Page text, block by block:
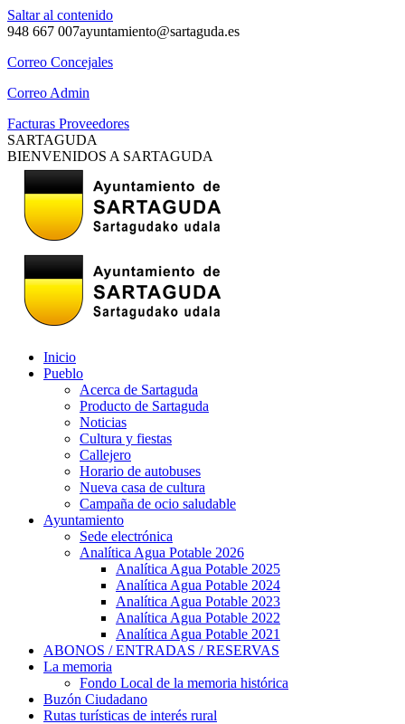
Saltar al contenido
948 667 007ayuntamiento@sartaguda.es
Correo Concejales
Correo Admin
Facturas Proveedores
SARTAGUDA
BIENVENIDOS A SARTAGUDA
Inicio
Pueblo
Acerca de Sartaguda
Producto de Sartaguda
Noticias
Cultura y fiestas
Callejero
Horario de autobuses
Nueva casa de cultura
Campaña de ocio saludable
Ayuntamiento
Sede electrónica
Analítica Agua Potable 2026
Analítica Agua Potable 2025
Analítica Agua Potable 2024
Analítica Agua Potable 2023
Analítica Agua Potable 2022
Analítica Agua Potable 2021
ABONOS / ENTRADAS / RESERVAS
La memoria
Fondo Local de la memoria histórica
Buzón Ciudadano
Rutas turísticas de interés rural